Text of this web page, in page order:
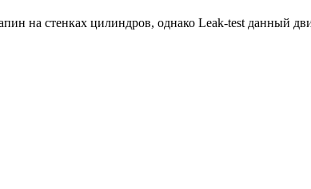
на стенках цилиндров, однако Leak-test данный